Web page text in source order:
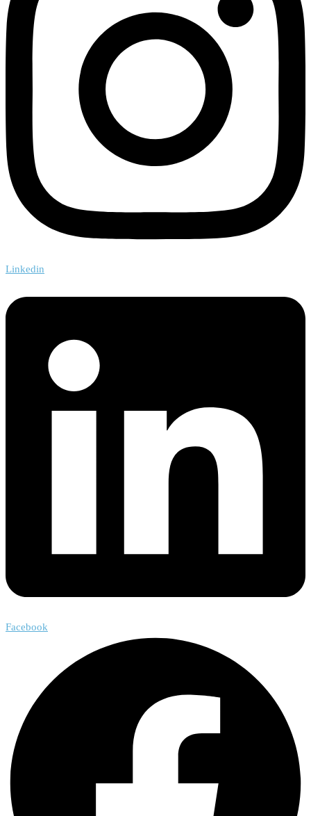
Linkedin
Facebook